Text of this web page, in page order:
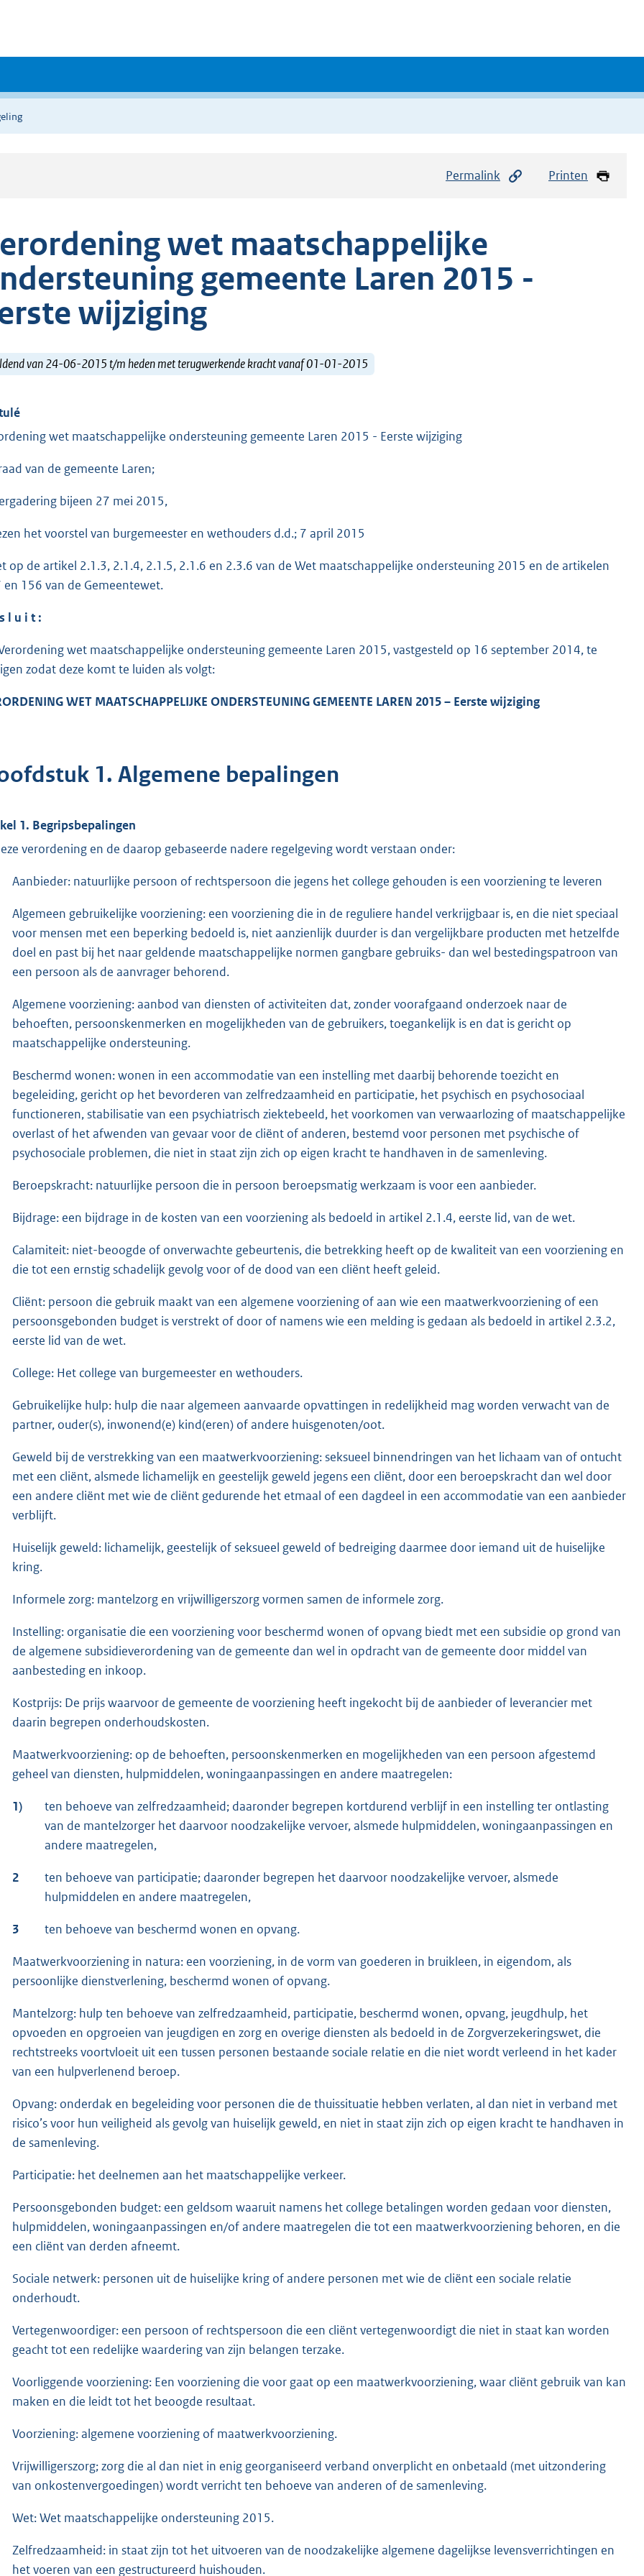
Permalink Printen
wet maatschappelijke
gemeente Laren 2015 -
wijziging
van 24-06-2015 t/m heden met terugwerkende kracht vanaf 01-01-2015
wet maatschappelijke ondersteuning gemeente Laren 2015 - Eerste wijziging
van de gemeente Laren;
bijeen 27 mei 2015,
het voorstel van burgemeester en wethouders d.d.; 7 april 2015
op de artikel 2.1.3, 2.1.4, 2.1.5, 2.1.6 en 2.3.6 van de Wet maatschappelijke ondersteuning 2015 en de artikelen
en 156 van de Gemeentewet.
l u i t :
wet maatschappelijke ondersteuning gemeente Laren 2015, vastgesteld op 16 september 2014, te
zodat deze komt te luiden als volgt:
ENING WET MAATSCHAPPELIJKE ONDERSTEUNING GEMEENTE LAREN 2015– Eerste wijziging
1. Algemene bepalingen
1. Begripsbepalingen
verordening en de daarop gebaseerde nadere regelgeving wordt verstaan onder:
Aanbieder: natuurlijke persoon of rechtspersoon die jegens het college gehouden is een voorziening te leveren
Algemeen gebruikelijke voorziening: een voorziening die in de reguliere handel verkrijgbaar is, en die niet speciaal
voor mensen met een beperking bedoeld is, niet aanzienlijk duurder is dan vergelijkbare producten met hetzelfde
doel en past bij het naar geldende maatschappelijke normen gangbare gebruiks- dan wel bestedingspatroon van
een persoon als de aanvrager behorend.
Algemene voorziening: aanbod van diensten of activiteiten dat, zonder voorafgaand onderzoek naar de
behoeften, persoonskenmerken en mogelijkheden van de gebruikers, toegankelijk is en dat is gericht op
maatschappelijke ondersteuning.
Beschermd wonen: wonen in een accommodatie van een instelling met daarbij behorende toezicht en
begeleiding, gericht op het bevorderen van zelfredzaamheid en participatie, het psychisch en psychosociaal
functioneren, stabilisatie van een psychiatrisch ziektebeeld, het voorkomen van verwaarlozing of maatschappelijke
overlast of het afwenden van gevaar voor de cliënt of anderen, bestemd voor personen met psychische of
psychosociale problemen, die niet in staat zijn zich op eigen kracht te handhaven in de samenleving.
Beroepskracht: natuurlijke persoon die in persoon beroepsmatig werkzaam is voor een aanbieder.
Bijdrage: een bijdrage in de kosten van een voorziening als bedoeld in artikel 2.1.4, eerste lid, van de wet.
Calamiteit: niet-beoogde of onverwachte gebeurtenis, die betrekking heeft op de kwaliteit van een voorziening en
die tot een ernstig schadelijk gevolg voor of de dood van een cliënt heeft geleid.
Cliënt: persoon die gebruik maakt van een algemene voorziening of aan wie een maatwerkvoorziening of een
persoonsgebonden budget is verstrekt of door of namens wie een melding is gedaan als bedoeld in artikel 2.3.2,
eerste lid van de wet.
College: Het college van burgemeester en wethouders.
Gebruikelijke hulp: hulp die naar algemeen aanvaarde opvattingen in redelijkheid mag worden verwacht van de
partner, ouder(s), inwonend(e) kind(eren) of andere huisgenoten/oot.
Geweld bij de verstrekking van een maatwerkvoorziening: seksueel binnendringen van het lichaam van of ontucht
met een cliënt, alsmede lichamelijk en geestelijk geweld jegens een cliënt, door een beroepskracht dan wel door
een andere cliënt met wie de cliënt gedurende het etmaal of een dagdeel in een accommodatie van een aanbieder
verblijft.
Huiselijk geweld: lichamelijk, geestelijk of seksueel geweld of bedreiging daarmee door iemand uit de huiselijke
kring.
Informele zorg: mantelzorg en vrijwilligerszorg vormen samen de informele zorg.
Instelling: organisatie die een voorziening voor beschermd wonen of opvang biedt met een subsidie op grond van
de algemene subsidieverordening van de gemeente dan wel in opdracht van de gemeente door middel van
aanbesteding en inkoop.
Kostprijs: De prijs waarvoor de gemeente de voorziening heeft ingekocht bij de aanbieder of leverancier met
daarin begrepen onderhoudskosten.
Maatwerkvoorziening: op de behoeften, persoonskenmerken en mogelijkheden van een persoon afgestemd
geheel van diensten, hulpmiddelen, woningaanpassingen en andere maatregelen:
1)
ten behoeve van zelfredzaamheid; daaronder begrepen kortdurend verblijf in een instelling ter ontlasting
van de mantelzorger het daarvoor noodzakelijke vervoer, alsmede hulpmiddelen, woningaanpassingen en
andere maatregelen,
2
ten behoeve van participatie; daaronder begrepen het daarvoor noodzakelijke vervoer, alsmede
hulpmiddelen en andere maatregelen,
3 ten behoeve van beschermd wonen en opvang.
Maatwerkvoorziening in natura: een voorziening, in de vorm van goederen in bruikleen, in eigendom, als
persoonlijke dienstverlening, beschermd wonen of opvang.
Mantelzorg: hulp ten behoeve van zelfredzaamheid, participatie, beschermd wonen, opvang, jeugdhulp, het
opvoeden en opgroeien van jeugdigen en zorg en overige diensten als bedoeld in de Zorgverzekeringswet, die
rechtstreeks voortvloeit uit een tussen personen bestaande sociale relatie en die niet wordt verleend in het kader
van een hulpverlenend beroep.
Opvang: onderdak en begeleiding voor personen die de thuissituatie hebben verlaten, al dan niet in verband met
risico’s voor hun veiligheid als gevolg van huiselijk geweld, en niet in staat zijn zich op eigen kracht te handhaven in
de samenleving.
Participatie: het deelnemen aan het maatschappelijke verkeer.
Persoonsgebonden budget: een geldsom waaruit namens het college betalingen worden gedaan voor diensten,
hulpmiddelen, woningaanpassingen en/of andere maatregelen die tot een maatwerkvoorziening behoren, en die
een cliënt van derden afneemt.
Sociale netwerk: personen uit de huiselijke kring of andere personen met wie de cliënt een sociale relatie
onderhoudt.
Vertegenwoordiger: een persoon of rechtspersoon die een cliënt vertegenwoordigt die niet in staat kan worden
geacht tot een redelijke waardering van zijn belangen terzake.
Voorliggende voorziening: Een voorziening die voor gaat op een maatwerkvoorziening, waar cliënt gebruik van kan
maken en die leidt tot het beoogde resultaat.
Voorziening: algemene voorziening of maatwerkvoorziening.
Vrijwilligerszorg; zorg die al dan niet in enig georganiseerd verband onverplicht en onbetaald (met uitzondering
van onkostenvergoedingen) wordt verricht ten behoeve van anderen of de samenleving.
Wet: Wet maatschappelijke ondersteuning 2015.
Zelfredzaamheid: in staat zijn tot het uitvoeren van de noodzakelijke algemene dagelijkse levensverrichtingen en
het voeren van een gestructureerd huishouden.